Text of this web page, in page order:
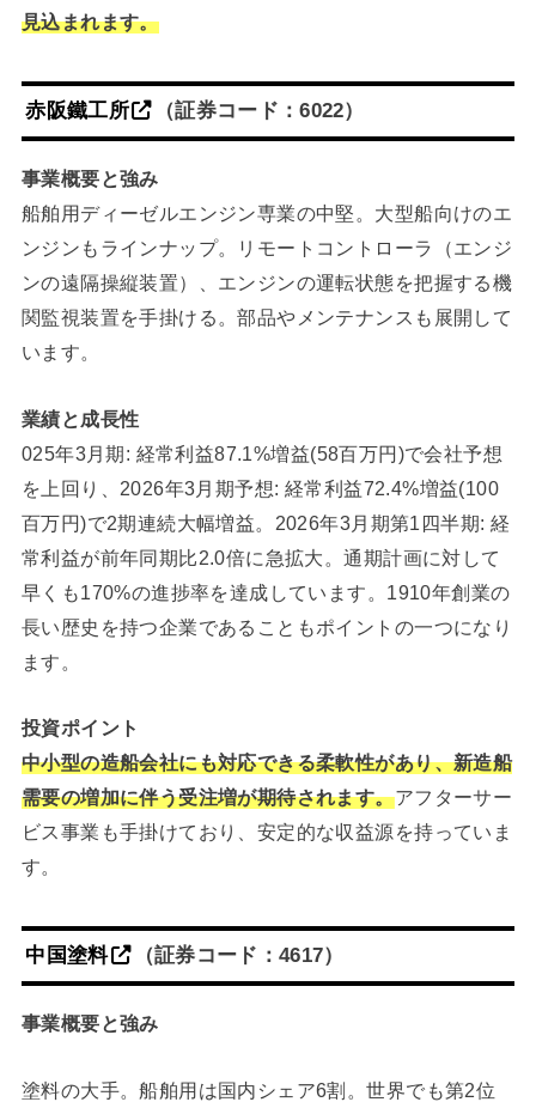
見込まれます。
赤阪鐵工所 （証券コード：6022）
事業概要と強み
船舶用ディーゼルエンジン専業の中堅。大型船向けのエ
ンジンもラインナップ。リモートコントローラ（エンジ
ンの遠隔操縦装置）、エンジンの運転状態を把握する機
関監視装置を手掛ける。部品やメンテナンスも展開して
います。
業績と成長性
025年3月期: 経常利益87.1%増益(58百万円)で会社予想
を上回り、2026年3月期予想: 経常利益72.4%増益(100
百万円)で2期連続大幅増益。2026年3月期第1四半期: 経
常利益が前年同期比2.0倍に急拡大。通期計画に対して
早くも170%の進捗率を達成しています。1910年創業の
長い歴史を持つ企業であることもポイントの一つになり
ます。
投資ポイント
中小型の造船会社にも対応できる柔軟性があり、新造船
需要の増加に伴う受注増が期待されます。アフターサー
ビス事業も手掛けており、安定的な収益源を持っていま
す。
中国塗料 （証券コード：4617）
事業概要と強み
塗料の大手。船舶用は国内シェア6割。世界でも第2位